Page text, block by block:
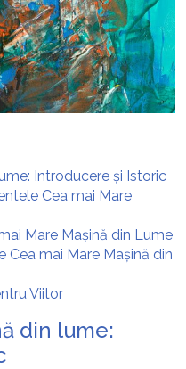
Introducere și Istoric
Cea mai Mare
Mare Mașină din Lume
Cea mai Mare Mașină din
Viitor
din lume: